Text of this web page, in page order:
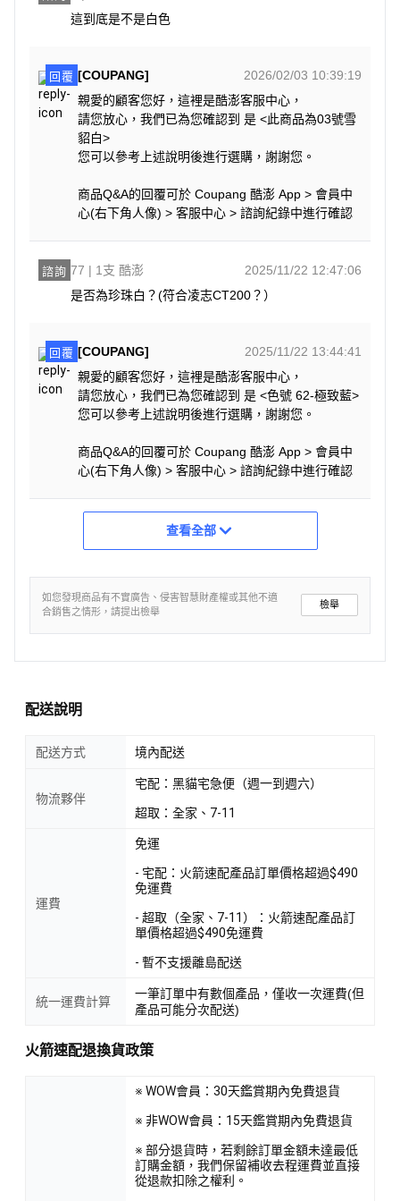
這到底是不是白色
回覆 [COUPANG]
2026/02/03 10:39:19
親愛的顧客您好，這裡是酷澎客服中心，
請您放心，我們已為您確認到 是 <此商品為03號雪
貂白>
您可以參考上述說明後進行選購，謝謝您。
商品Q&A的回覆可於 Coupang 酷澎 App > 會員中
心(右下角人像) > 客服中心 > 諮詢紀錄中進行確認
諮詢 77 | 1支 酷澎
2025/11/22 12:47:06
是否為珍珠白？(符合凌志CT200？）
回覆 [COUPANG]
2025/11/22 13:44:41
親愛的顧客您好，這裡是酷澎客服中心，
請您放心，我們已為您確認到 是 <色號 62-極致藍>
您可以參考上述說明後進行選購，謝謝您。
商品Q&A的回覆可於 Coupang 酷澎 App > 會員中
心(右下角人像) > 客服中心 > 諮詢紀錄中進行確認
查看全部
如您發現商品有不實廣告、侵害智慧財產權或其他不適
合銷售之情形，請提出檢舉
檢舉
配送說明
配送方式 境內配送
物流夥伴
宅配：黑貓宅急便（週一到週六）
超取：全家、7-11
運費
免運
- 宅配：火箭速配產品訂單價格超過$490
免運費
- 超取（全家、7-11）：火箭速配產品訂
單價格超過$490免運費
- 暫不支援離島配送
統一運費計算
一筆訂單中有數個產品，僅收一次運費(但
產品可能分次配送)
火箭速配退換貨政策
※ WOW會員：30天鑑賞期內免費退貨
※ 非WOW會員：15天鑑賞期內免費退貨
※ 部分退貨時，若剩餘訂單金額未達最低
訂購金額，我們保留補收去程運費並直接
從退款扣除之權利。